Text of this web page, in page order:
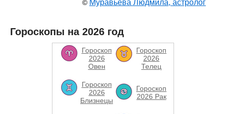
© Муравьева Людмила, астролог
Гороскопы на 2026 год
Гороскоп
2026
Овен
Гороскоп
2026
Телец
Гороскоп
2026
Близнецы
Гороскоп
2026 Рак